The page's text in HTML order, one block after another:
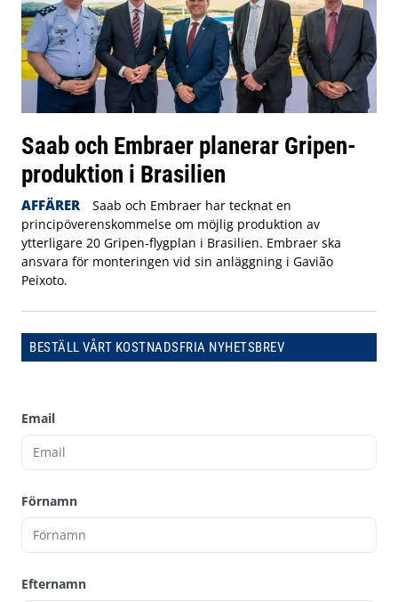
Saab och Embraer planerar Gripen-
produktion i Brasilien
AFFÄRER
Saab och Embraer har tecknat en
principöverenskommelse om möjlig produktion av
ytterligare 20 Gripen-flygplan i Brasilien. Embraer ska
ansvara för monteringen vid sin anläggning i Gavião
Peixoto.
BESTÄLL VÅRT KOSTNADSFRIA NYHETSBREV
Email
Förnamn
Efternamn